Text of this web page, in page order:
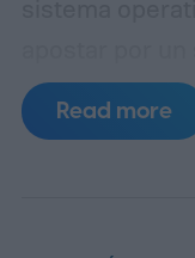
maximizar la
acuerdo con el
encontrado
Read more